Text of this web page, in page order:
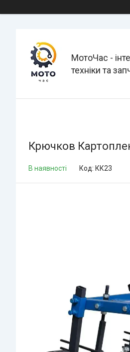
МотоЧас -
техніки та
Крючков
В наявності Код: КК23